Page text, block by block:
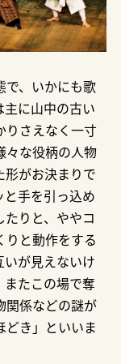
で、いかにも歌
主に山中の古い
りさえなく一寸
々な役柄の人物
形がお決まりで
と手を引っ込め
たりと、ややコ
りと動作をする
いが見えないけ
またこの場で奪
関係などの謎が
どき」といいま